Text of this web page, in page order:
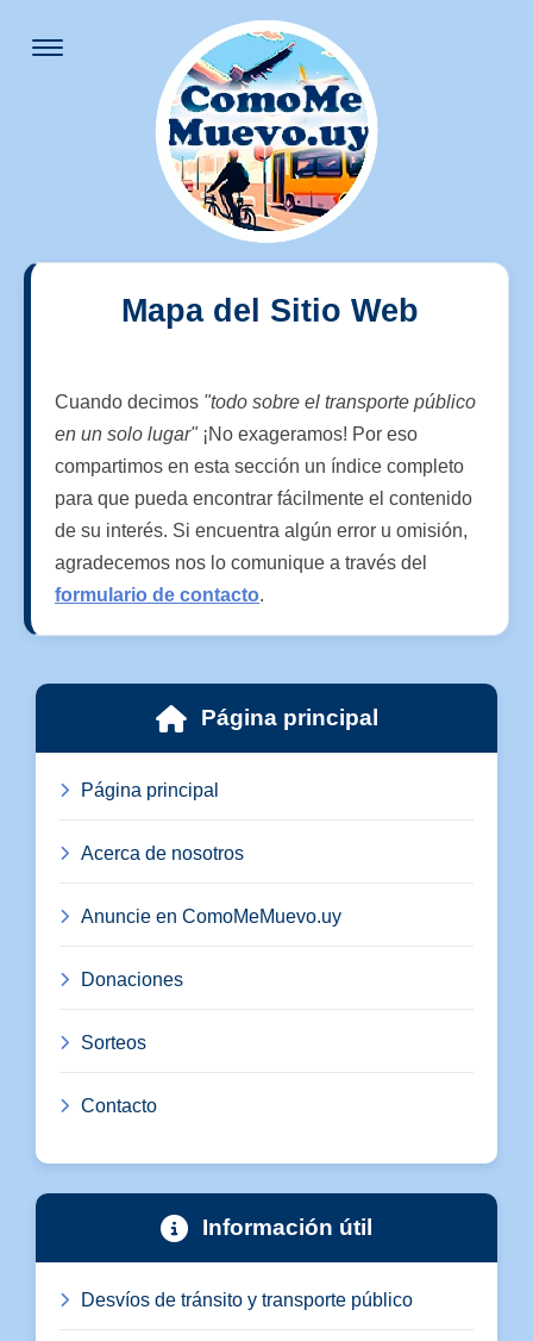
Mapa del Sitio Web
Cuando decimos "todo sobre el transporte público
en un solo lugar"¡No exageramos! Por eso
compartimos en esta sección un índice completo
para que pueda encontrar fácilmente el contenido
de su interés. Si encuentra algún error u omisión,
agradecemos nos lo comunique a través del
formulario de contacto.
Página principal
Página principal
Acerca de nosotros
Anuncie en ComoMeMuevo.uy
Donaciones
Sorteos
Contacto
Información útil
Desvíos de tránsito y transporte público